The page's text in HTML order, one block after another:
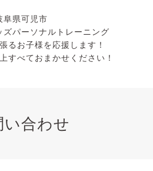
阜県可児市
ズパーソナルトレーニング
るお子様を応援します！
すべておまかせください！
い合わせ